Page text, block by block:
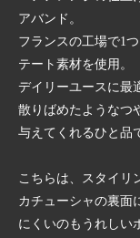
アバンド。
フランスの工場で1
テート素材を使用。
デイリーユースに最
散りばめたようなつ
与えてくれるひと品
こちらは、スタイリ
カチューシャの裏面
にくいのもうれしい